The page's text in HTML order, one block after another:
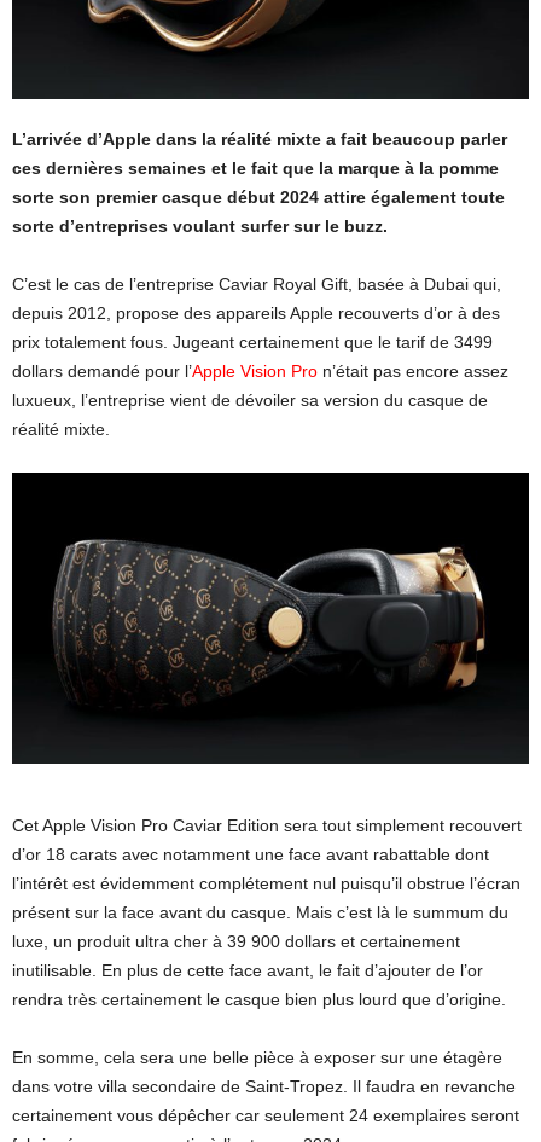
L’arrivée d’Apple dans la réalité mixte a fait beaucoup parler
ces dernières semaines et le fait que la marque à la pomme
sorte son premier casque début 2024 attire également toute
sorte d’entreprises voulant surfer sur le buzz.
C’est le cas de l’entreprise Caviar Royal Gift, basée à Dubai qui,
depuis 2012, propose des appareils Apple recouverts d’or à des
prix totalement fous. Jugeant certainement que le tarif de 3499
dollars demandé pour l’Apple Vision Pro n’était pas encore assez
luxueux, l’entreprise vient de dévoiler sa version du casque de
réalité mixte.
Cet Apple Vision Pro Caviar Edition sera tout simplement recouvert
d’or 18 carats avec notamment une face avant rabattable dont
l’intérêt est évidemment complétement nul puisqu’il obstrue l’écran
présent sur la face avant du casque. Mais c’est là le summum du
luxe, un produit ultra cher à 39 900 dollars et certainement
inutilisable. En plus de cette face avant, le fait d’ajouter de l’or
rendra très certainement le casque bien plus lourd que d’origine.
En somme, cela sera une belle pièce à exposer sur une étagère
dans votre villa secondaire de Saint-Tropez. Il faudra en revanche
certainement vous dépêcher car seulement 24 exemplaires seront